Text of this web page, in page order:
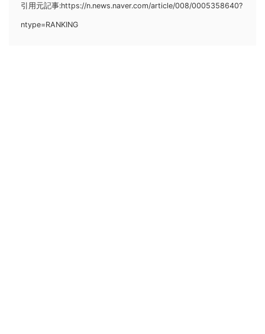
引用元記事:https://n.news.naver.com/article/008/0005358640?
ntype=RANKING